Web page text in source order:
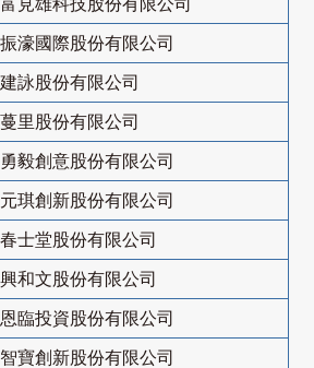
振濠國際股份有限公司
建詠股份有限公司
蔓里股份有限公司
勇毅創意股份有限公司
元琪創新股份有限公司
春士堂股份有限公司
興和文股份有限公司
恩臨投資股份有限公司
智寶創新股份有限公司